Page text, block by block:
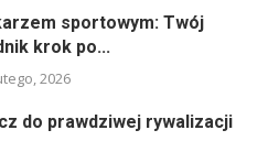
sportowym: Twój
krok po...
2026
do prawdziwej rywalizacji